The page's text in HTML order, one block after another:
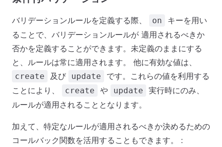
バリデーションルールを定義する際、 on
キーを用い
ることで、バリデーションルールが 適用されるべきか
否かを定義することができます。未定義のままにする
と、ルールは常に適用されます。 他に有効な値は、
create 及び update
です。これらの値を利用する
ことにより、
create や update
実行時にのみ、
ルールが適用されることとなります。
加えて、特定なルールが適用されるべきか決めるための
コールバック関数を活用することもできます。 :